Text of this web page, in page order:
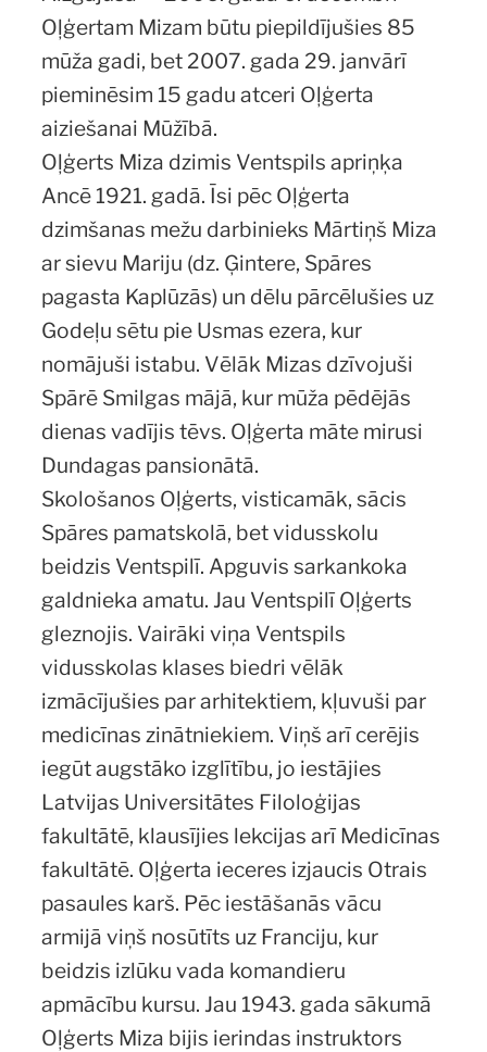
Oļģertam Mizam būtu piepildījušies 85
mūža gadi, bet 2007. gada 29. janvārī
pieminēsim 15 gadu atceri Oļģerta
aiziešanai Mūžībā.
Oļģerts Miza dzimis Ventspils apriņķa
Ancē 1921. gadā. Īsi pēc Oļģerta
dzimšanas mežu darbinieks Mārtiņš Miza
ar sievu Mariju (dz. Ģintere, Spāres
pagasta Kaplūzās) un dēlu pārcēlušies uz
Godeļu sētu pie Usmas ezera, kur
nomājuši istabu. Vēlāk Mizas dzīvojuši
Spārē Smilgas mājā, kur mūža pēdējās
dienas vadījis tēvs. Oļģerta māte mirusi
Dundagas pansionātā.
Skološanos Oļģerts, visticamāk, sācis
Spāres pamatskolā, bet vidusskolu
beidzis Ventspilī. Apguvis sarkankoka
galdnieka amatu. Jau Ventspilī Oļģerts
gleznojis. Vairāki viņa Ventspils
vidusskolas klases biedri vēlāk
izmācījušies par arhitektiem, kļuvuši par
medicīnas zinātniekiem. Viņš arī cerējis
iegūt augstāko izglītību, jo iestājies
Latvijas Universitātes Filoloģijas
fakultātē, klausījies lekcijas arī Medicīnas
fakultātē. Oļģerta ieceres izjaucis Otrais
pasaules karš. Pēc iestāšanās vācu
armijā viņš nosūtīts uz Franciju, kur
beidzis izlūku vada komandieru
apmācību kursu. Jau 1943. gada sākumā
Oļģerts Miza bijis ierindas instruktors